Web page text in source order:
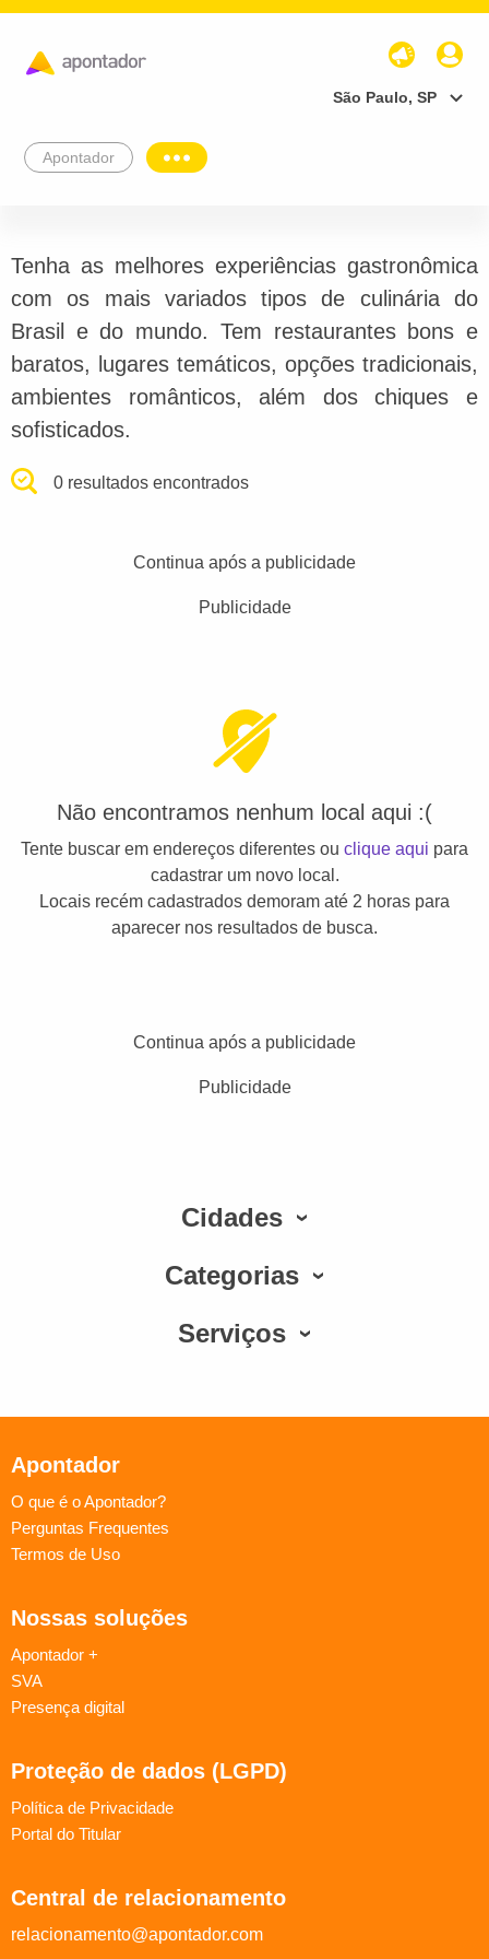
São Paulo, SP
Apontador
Tenha as melhores experiências gastronômica
com os mais variados tipos de culinária do
Brasil e do mundo. Tem restaurantes bons e
baratos, lugares temáticos, opções tradicionais,
ambientes românticos, além dos chiques e
sofisticados.
0 resultados encontrados
Continua após a publicidade
Publicidade
Não encontramos nenhum local aqui :(
Tente buscar em endereços diferentes ou clique aqui para
cadastrar um novo local.
Locais recém cadastrados demoram até 2 horas para
aparecer nos resultados de busca.
Continua após a publicidade
Publicidade
Cidades
Categorias
Serviços
Apontador
O que é o Apontador?
Perguntas Frequentes
Termos de Uso
Nossas soluções
Apontador +
SVA
Presença digital
Proteção de dados (LGPD)
Política de Privacidade
Portal do Titular
Central de relacionamento
relacionamento@apontador.com